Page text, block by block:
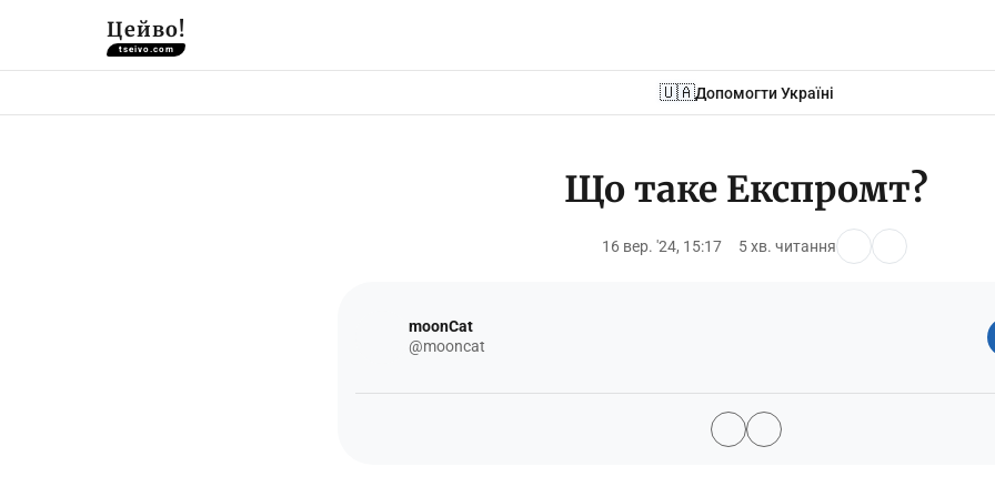
Цейво!
tseivo.com
🇺🇦Допомогти Україні
Що таке Експромт?
16 вер. '24, 15:17 5 хв. читання
moonCat
@mooncat